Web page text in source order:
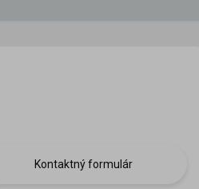
Kontaktný formulár